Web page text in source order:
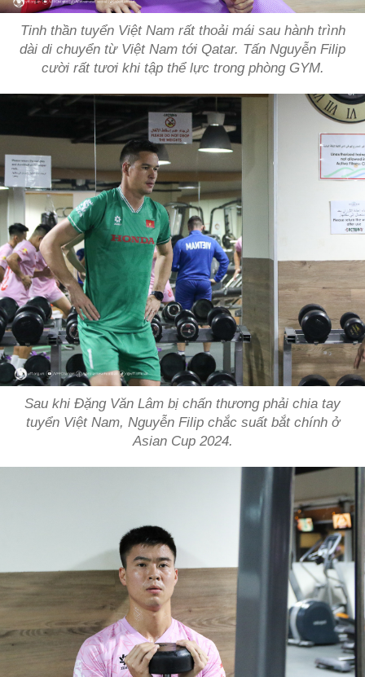
Tinh thần tuyển Việt Nam rất thoải mái sau hành trình
dài di chuyển từ Việt Nam tới Qatar. Tấn Nguyễn Filip
cười rất tươi khi tập thể lực trong phòng GYM.
Sau khi Đặng Văn Lâm bị chấn thương phải chia tay
tuyển Việt Nam, Nguyễn Filip chắc suất bắt chính ở
Asian Cup 2024.